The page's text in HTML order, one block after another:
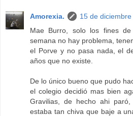
Amorexia.
15 de
Mae Burro, solo los fines
semana no hay problema,
el Porve y no pasa nada, el
años que no existe.
De lo único bueno que pudo
el colegio decidió mas bien
Gravilias, de hecho ahi
estaba tan chiva que baje a